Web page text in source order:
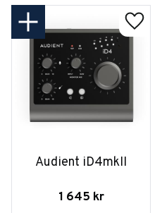
Audient iD4mkII
1 645 kr